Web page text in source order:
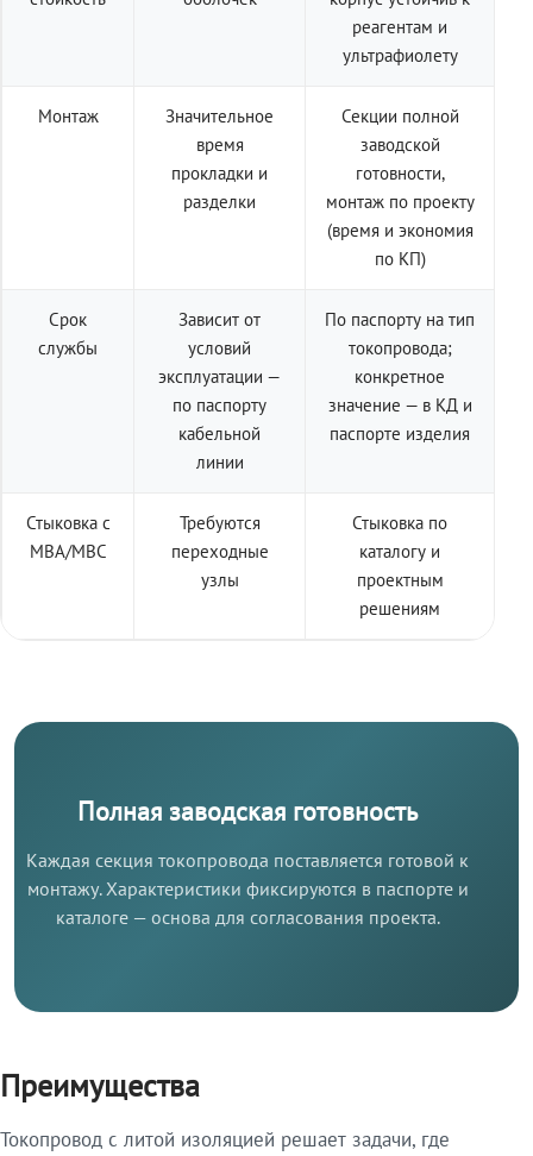
реагентам и
ультрафиолету
Монтаж
Значительное
время
прокладки и
разделки
Секции полной
заводской
готовности,
монтаж по проекту
(время и экономия
по КП)
Срок
службы
Зависит от
условий
эксплуатации —
по паспорту
кабельной
линии
По паспорту на тип
токопровода;
конкретное
значение — в КД и
паспорте изделия
Стыковка с
МВА/МВС
Требуются
переходные
узлы
Стыковка по
каталогу и
проектным
решениям
Полная заводская готовность
Каждая секция токопровода поставляется готовой к
монтажу. Характеристики фиксируются в паспорте и
каталоге — основа для согласования проекта.
Преимущества
Токопровод с литой изоляцией решает задачи, где